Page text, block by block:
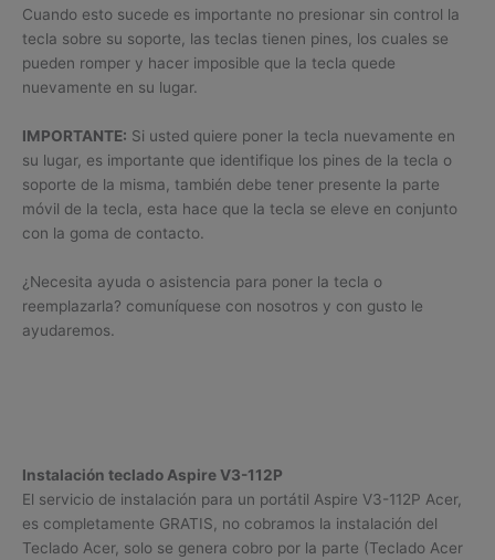
Cuando esto sucede es importante no presionar sin control la
tecla sobre su soporte, las teclas tienen pines, los cuales se
pueden romper y hacer imposible que la tecla quede
nuevamente en su lugar.
IMPORTANTE: Si usted quiere poner la tecla nuevamente en
su lugar, es importante que identifique los pines de la tecla o
soporte de la misma, también debe tener presente la parte
móvil de la tecla, esta hace que la tecla se eleve en conjunto
con la goma de contacto.
¿Necesita ayuda o asistencia para poner la tecla o
reemplazarla? comuníquese con nosotros y con gusto le
ayudaremos.
Instalación teclado Aspire V3-112P
El servicio de instalación para un portátil Aspire V3-112P Acer,
es completamente GRATIS, no cobramos la instalación del
Teclado Acer, solo se genera cobro por la parte (Teclado Acer